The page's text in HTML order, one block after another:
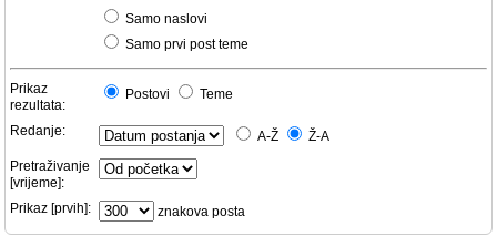
Samo naslovi
Samo prvi post teme
Prikaz
rezultata:
Postovi Teme
Redanje: A-Ž
Ž-A
Pretraživanje
[vrijeme]:
Prikaz [prvih]:
znakova posta